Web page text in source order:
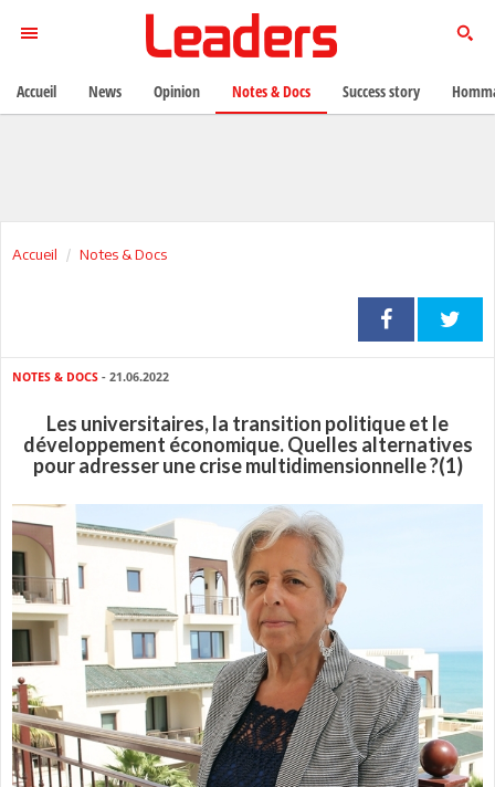
Accueil Notes & Docs
NOTES & DOCS - 21.06.2022
Les universitaires, la transition politique et le
développement économique. Quelles alternatives
pour adresser une crise multidimensionnelle ?(1)
Accueil News Opinion Notes & Docs Success story